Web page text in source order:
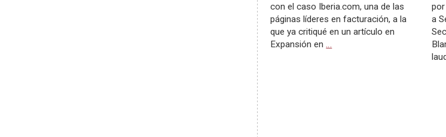
con el caso Iberia.com, una de las
páginas líderes en facturación, a la
que ya critiqué en un artículo en
Expansión en…
a